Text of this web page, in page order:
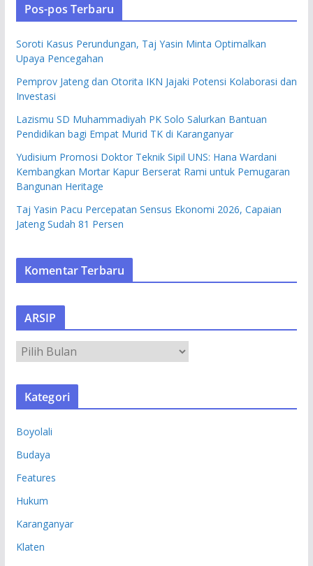
Pos-pos Terbaru
Soroti Kasus Perundungan, Taj Yasin Minta Optimalkan
Upaya Pencegahan
Pemprov Jateng dan Otorita IKN Jajaki Potensi Kolaborasi dan
Investasi
Lazismu SD Muhammadiyah PK Solo Salurkan Bantuan
Pendidikan bagi Empat Murid TK di Karanganyar
Yudisium Promosi Doktor Teknik Sipil UNS: Hana Wardani
Kembangkan Mortar Kapur Berserat Rami untuk Pemugaran
Bangunan Heritage
Taj Yasin Pacu Percepatan Sensus Ekonomi 2026, Capaian
Jateng Sudah 81 Persen
Komentar Terbaru
ARSIP
R
S
Kategori
Boyolali
Budaya
Features
Hukum
Karanganyar
Klaten